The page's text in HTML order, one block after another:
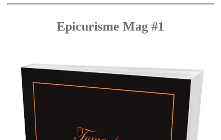
Epicurisme Mag #1